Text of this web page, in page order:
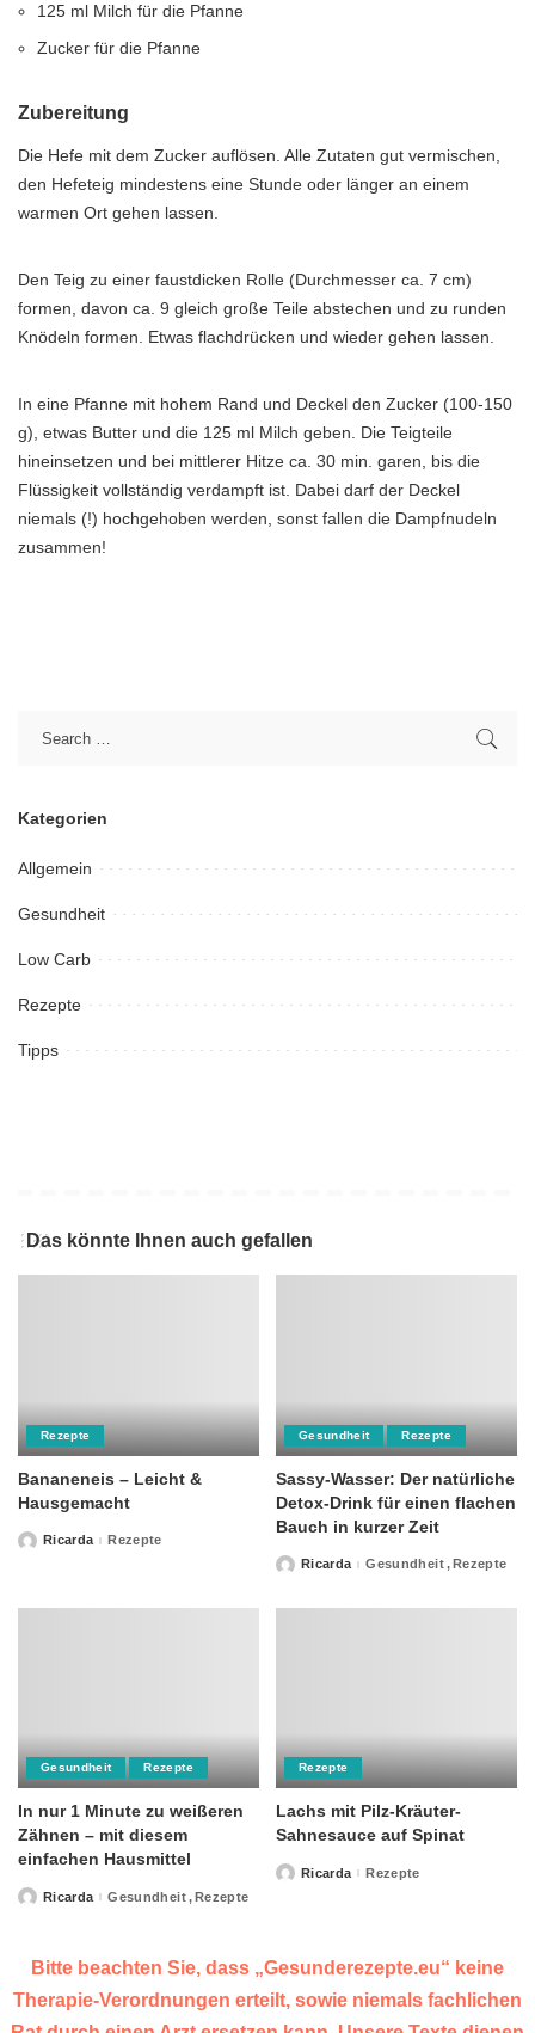
125 ml Milch für die Pfanne
Zucker für die Pfanne
Zubereitung
Die Hefe mit dem Zucker auflösen. Alle Zutaten gut vermischen,
den Hefeteig mindestens eine Stunde oder länger an einem
warmen Ort gehen lassen.
Den Teig zu einer faustdicken Rolle (Durchmesser ca. 7 cm)
formen, davon ca. 9 gleich große Teile abstechen und zu runden
Knödeln formen. Etwas flachdrücken und wieder gehen lassen.
In eine Pfanne mit hohem Rand und Deckel den Zucker (100-150
g), etwas Butter und die 125 ml Milch geben. Die Teigteile
hineinsetzen und bei mittlerer Hitze ca. 30 min. garen, bis die
Flüssigkeit vollständig verdampft ist. Dabei darf der Deckel
niemals (!) hochgehoben werden, sonst fallen die Dampfnudeln
zusammen!
Kategorien
Allgemein
Gesundheit
Low Carb
Rezepte
Tipps
Das könnte Ihnen auch gefallen
Rezepte
Bananeneis – Leicht &
Hausgemacht
PostedRicarda Rezepte
Gesundheit Rezepte
Sassy-Wasser: Der natürliche
Detox-Drink für einen flachen
Bauch in kurzer Zeit
PostedRicarda Gesundheit Rezepte
Gesundheit Rezepte
In nur 1 Minute zu weißeren
Zähnen – mit diesem
einfachen Hausmittel
PostedRicarda Gesundheit Rezepte
Rezepte
Lachs mit Pilz-Kräuter-
Sahnesauce auf Spinat
PostedRicarda Rezepte
Bitte beachten Sie, dass „Gesunderezepte.eu“ keine
Therapie-Verordnungen erteilt, sowie niemals fachlichen